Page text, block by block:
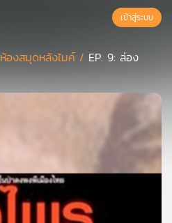
เข้าสู่ระบบ
ห้องสมุดหลังไมค์ / EP. 9: ล่อง